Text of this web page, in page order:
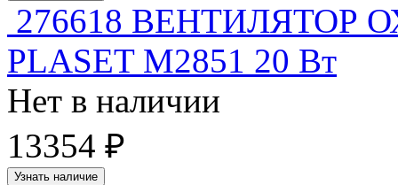
276618
PLASET M2851 20 Вт
Нет в наличии
13354 ₽
Узнать наличие